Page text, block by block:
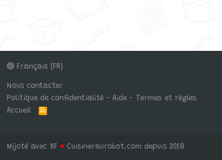
Français (FR)
Nous contacter
Politique de confidentialité - Aide - Termes et règles
Accueil
R
Mijoté avec XF ♥ Cuisineraurobot.com depuis 2018